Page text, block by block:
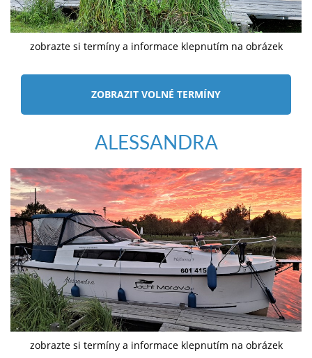
zobrazte si termíny a informace klepnutím na obrázek
ZOBRAZIT VOLNÉ TERMÍNY
ALESSANDRA
zobrazte si termíny a informace klepnutím na obrázek